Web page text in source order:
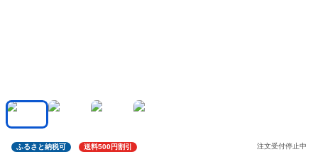
ふるさと納税可 送料500円割引
注文受付停止中